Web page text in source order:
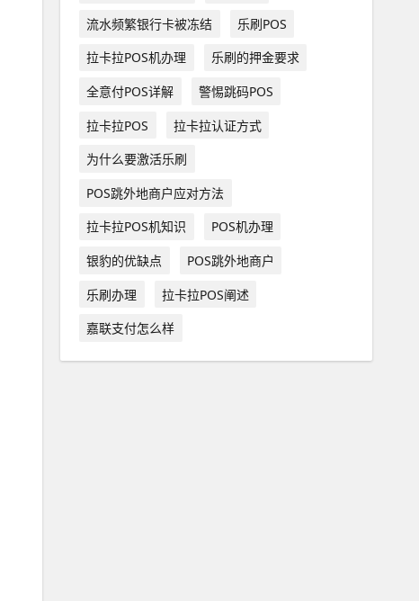
流水频繁银行卡被冻结
乐刷POS
拉卡拉POS机办理
乐刷的押金要求
全意付POS详解
警惕跳码POS
拉卡拉POS
拉卡拉认证方式
为什么要激活乐刷
POS跳外地商户应对方法
拉卡拉POS机知识
POS机办理
银豹的优缺点
POS跳外地商户
乐刷办理
拉卡拉POS阐述
嘉联支付怎么样